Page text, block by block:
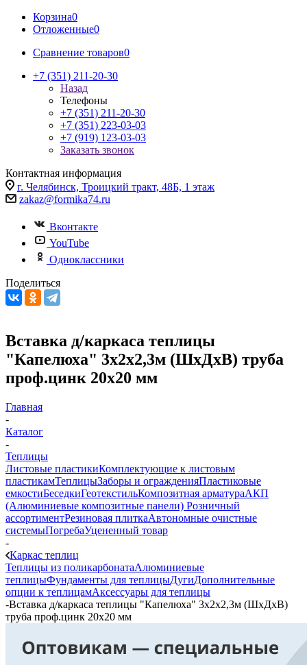
Корзина0
Отложенные0
Сравнение товаров0
+7 (351) 211-20-30
Назад
Телефоны
+7 (351) 211-20-30
+7 (351) 223-03-03
+7 (919) 123-03-03
Заказать звонок
Контактная информация
г. Челябинск, Троицкий тракт, 48Б, 1 этаж
zakaz@formika74.ru
Вконтакте
YouTube
Одноклассники
Поделиться
Вставка д/каркаса теплицы
"Капелюха" 3х2х2,3м (ШхДхВ) труба
проф.цинк 20х20 мм
Главная
-
Каталог
-
Теплицы
Листовые пластикиКомплектующие к листовым
пластикамТеплицыЗаборы и огражденияПластиковые
емкостиБеседкиГеотекстильКомпозитная арматураАКП
(Алюминиевые композитные панели) Розничный
ассортиментРезиновая плиткаАвтономные очистные
системыПогребаУцененный товар
-
Каркас теплиц
Теплицы из поликарбонатаАлюминиевые
теплицыФундаменты для теплицыДугиДополнительные
опции к теплицамАксессуары для теплицы
-Вставка д/каркаса теплицы "Капелюха" 3х2х2,3м (ШхДхВ)
труба проф.цинк 20х20 мм